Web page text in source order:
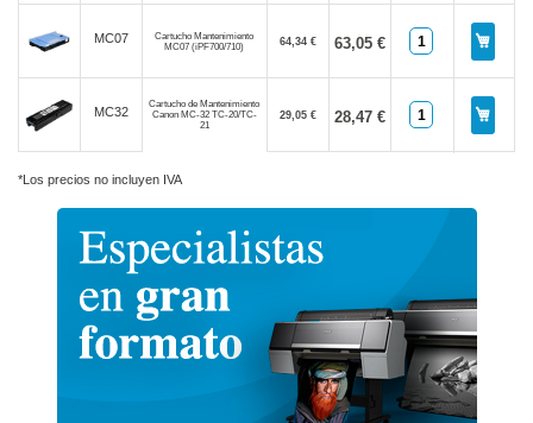
MC07
Cartucho Mantenimiento
MC07 (iPF700/710)
64,34 € 63,05 €
MC32
Cartucho de Mantenimiento
Canon MC-32 TC-20/TC-
21
29,05 € 28,47 €
*Los precios no incluyen IVA